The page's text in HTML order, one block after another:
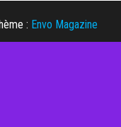
: Envo Magazine